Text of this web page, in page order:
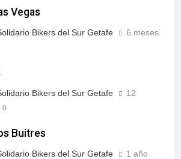
Vegas
Bikers del Sur Getafe
6 meses
Bikers del Sur Getafe
12
0
Buitres
Bikers del Sur Getafe
1 año